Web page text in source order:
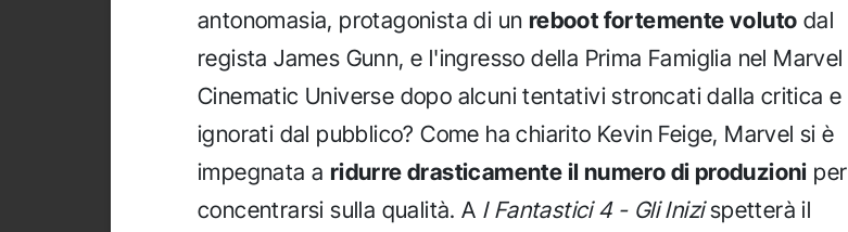
antonomasia, protagonista di un reboot fortemente voluto dal
regista James Gunn, e l'ingresso della Prima Famiglia nel Marvel
Cinematic Universe dopo alcuni tentativi stroncati dalla critica e
ignorati dal pubblico? Come ha chiarito Kevin Feige, Marvel si è
impegnata a ridurre drasticamente il numero di produzioni per
concentrarsi sulla qualità. A I Fantastici 4 - Gli Inizispetterà il